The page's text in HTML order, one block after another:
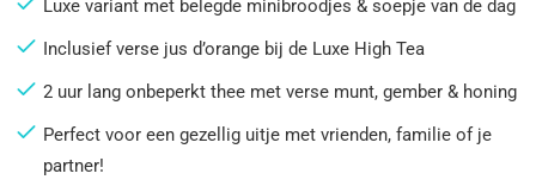
Luxe variant met belegde minibroodjes & soepje van de dag
Inclusief verse jus d’orange bij de Luxe High Tea
2 uur lang onbeperkt thee met verse munt, gember & honing
Perfect voor een gezellig uitje met vrienden, familie of je
partner!